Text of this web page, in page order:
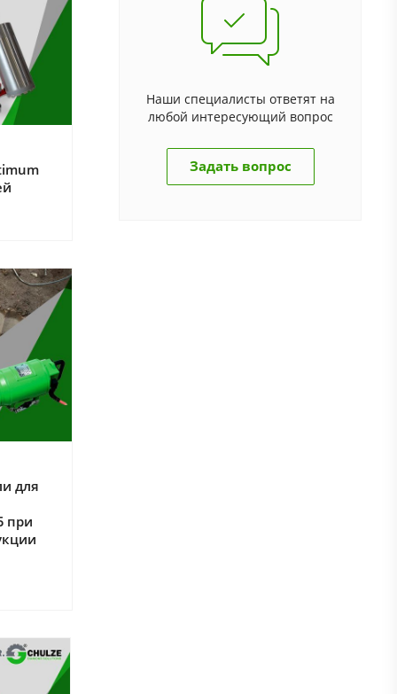
для
при
Наши специалисты ответят на
любой интересующий вопрос
Задать вопрос